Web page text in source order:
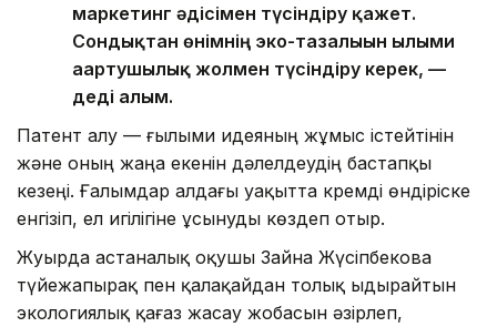
маркетинг әдісімен түсіндіру қажет.
Сондықтан өнімнің эко-тазалығын ғылыми
ағартушылық жолмен түсіндіру керек, —
деді ғалым.
Патент алу — ғылыми идеяның жұмыс істейтінін
және оның жаңа екенін дәлелдеудің бастапқы
кезеңі. Ғалымдар алдағы уақытта кремді өндіріске
енгізіп, ел игілігіне ұсынуды көздеп отыр.
Жуырда астаналық оқушы Зайна Жүсіпбекова
түйежапырақ пен қалақайдан толық ыдырайтын
экологиялық қағаз жасау жобасын әзірлеп,